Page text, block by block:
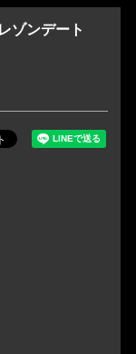
ゾンデート